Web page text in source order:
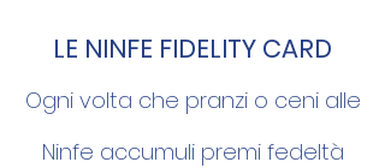
LE NINFE FIDELITY CARD
Ogni volta che pranzi o ceni alle
Ninfe accumuli premi fedeltà